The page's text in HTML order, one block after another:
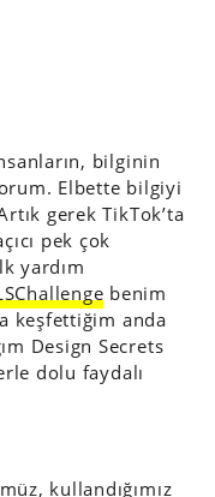
bilginin
Elbette bilgiyi
gerek TikTok’ta
pek çok
yardım
benim
keşfettiğim anda
Design Secrets
dolu faydalı
kullandığımız